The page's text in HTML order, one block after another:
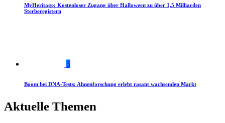
MyHeritage: Kostenloser Zugang über Halloween zu über 1,5 Milliarden
Sterberegistern
5
Boom bei DNA-Tests: Ahnenforschung erlebt rasant wachsenden Markt
Aktuelle Themen